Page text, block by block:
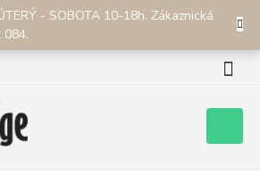
- SOBOTA 10-18h. Zákaznická
košík